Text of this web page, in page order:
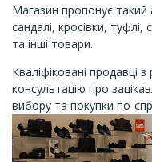
Магазин пропонує
сандалі, кросівки,
та інші товари.
Кваліфіковані продавці
консультацію про
вибору та покупки по-